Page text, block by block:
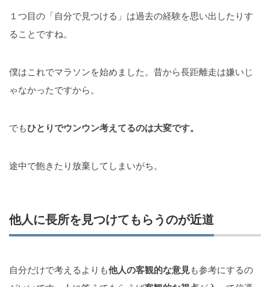
１つ目の「自分で見つける」は過去の経験を思い出したりす
ることですね。
僕はこれでマラソンを始めました。昔から長距離走は嫌いじ
ゃなかったですから。
でもひとりでウンウン考えてるのは大変です。
途中で飽きたり放棄してしまいがち。
他人に長所を見つけてもらうのが近道
自分だけで考えるよりも他人の客観的な意見も参考にするの